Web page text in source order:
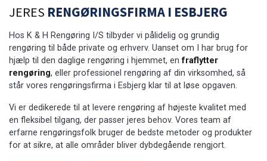
JERES RENGØRINGSFIRMA I ESBJERG
Hos K & H Rengøring I/S tilbyder vi pålidelig og grundig
rengøring til både private og erhverv. Uanset om I har brug for
hjælp til den daglige rengøring i hjemmet, enfraflytter
rengøring, eller professionel rengøring af din virksomhed, så
står vores rengøringsfirma i Esbjerg klar til at løse opgaven.
Vi er dedikerede til at levere rengøring af højeste kvalitet med
en fleksibel tilgang, der passer jeres behov. Vores team af
erfarne rengøringsfolk bruger de bedste metoder og produkter
for at sikre, at alle områder bliver dybdegående rengjort.